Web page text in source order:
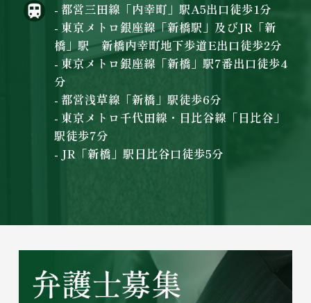
- 都営三田線「内幸町」駅A5出口徒歩1分
- 東京メトロ銀座線「新橋駅」及びJR「新
橋」駅 新橋内幸町地下歩道E出口徒歩2分
- 東京メトロ銀座線「新橋」駅7番出口徒歩4
分
- 都営浅草線「新橋」駅徒歩6分
- 東京メトロ千代田線・日比谷線「日比谷」
駅徒歩7分
- JR「新橋」駅日比谷口徒歩5分